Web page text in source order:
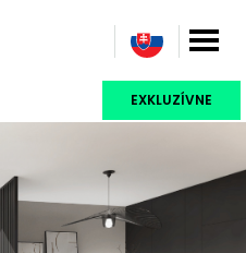
EXKLUZÍVNE